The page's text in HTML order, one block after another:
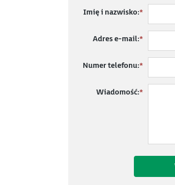
Imię i nazwisko:*
Adres e-mail:*
Numer telefonu:*
Wiadomość:*